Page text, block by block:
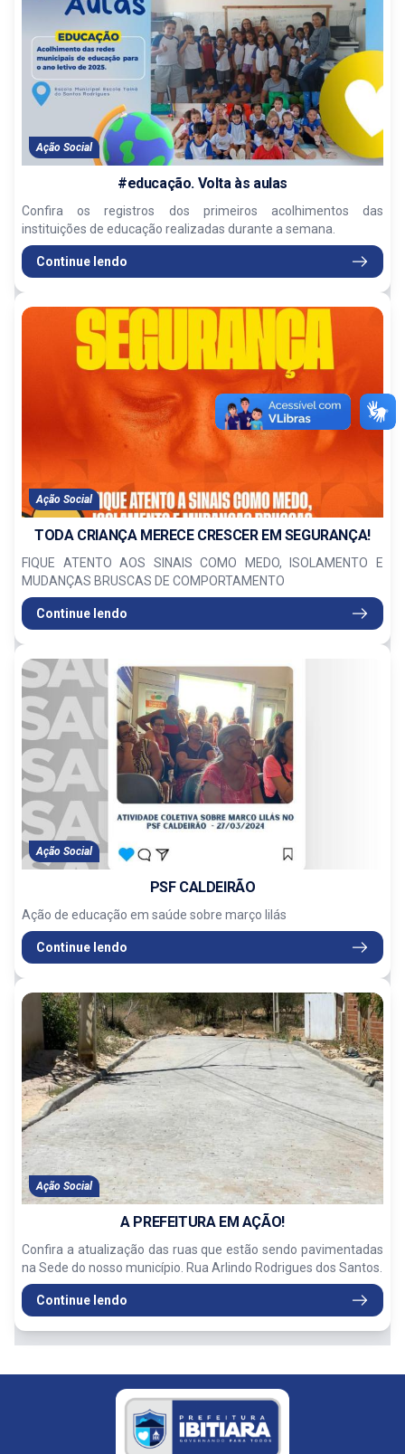
Ação Social
#educação. Volta às aulas
Confira os registros dos primeiros acolhimentos das
instituições de educação realizadas durante a semana.
Continue lendo
Ação Social
TODA CRIANÇA MERECE CRESCER EM SEGURANÇA!
FIQUE ATENTO AOS SINAIS COMO MEDO, ISOLAMENTO E
MUDANÇAS BRUSCAS DE COMPORTAMENTO
Continue lendo
Ação Social
PSF CALDEIRÃO
Ação de educação em saúde sobre março lilás
Continue lendo
Ação Social
A PREFEITURA EM AÇÃO!
Confira a atualização das ruas que estão sendo pavimentadas
na Sede do nosso município. Rua Arlindo Rodrigues dos Santos.
Continue lendo